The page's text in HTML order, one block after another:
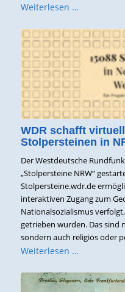
Weiterlesen …
WDR schafft
Stolpersteinen in
Der Westdeutsche
„Stolpersteine NRW“
Stolpersteine.wdr.de
interaktiven Zugang zum
Nationalsozialismus
getrieben wurden. Das sind
sondern auch religiös oder
Weiterlesen …